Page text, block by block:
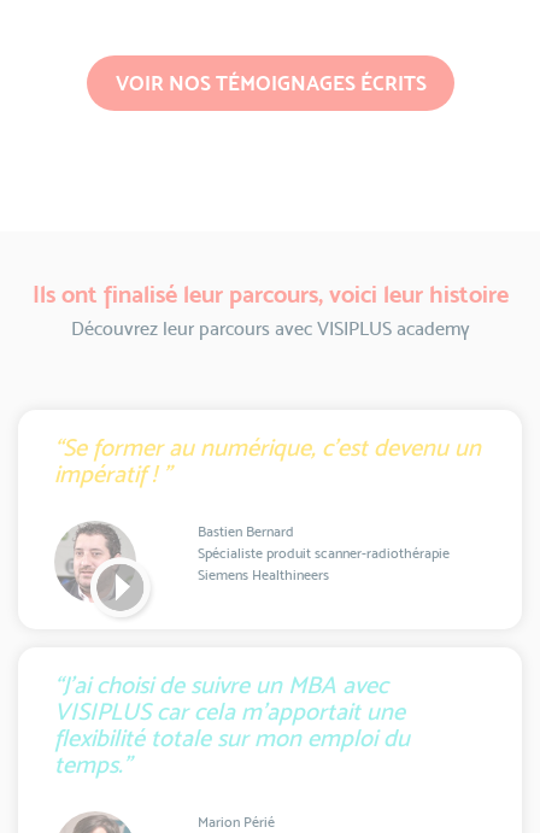
VOIR NOS TÉMOIGNAGES ÉCRITS
Ils ont finalisé leur parcours, voici leur histoire
Découvrez leur parcours avec VISIPLUS academy
“Se former au numérique, c'est devenu un
impératif ! ”
Bastien Bernard
Spécialiste produit scanner-radiothérapie
Siemens Healthineers
“J'ai choisi de suivre un MBA avec
VISIPLUS car cela m'apportait une
flexibilité totale sur mon emploi du
temps.”
Marion Périé